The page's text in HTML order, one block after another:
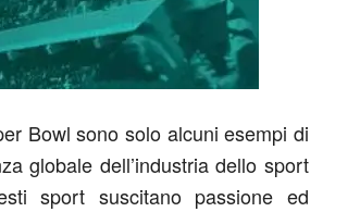
Bowl sono solo alcuni esempi di
globale dell’industria dello sport
sport suscitano passione ed